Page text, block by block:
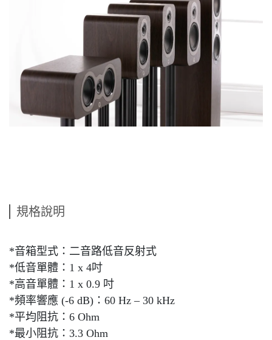
規格說明
*音箱型式：二音路低音反射式
*低音單體：1 x 4吋
*高音單體：1 x 0.9 吋
*頻率響應 (-6 dB)：60 Hz – 30 kHz
*平均阻抗：6 Ohm
*最小阻抗：3.3 Ohm